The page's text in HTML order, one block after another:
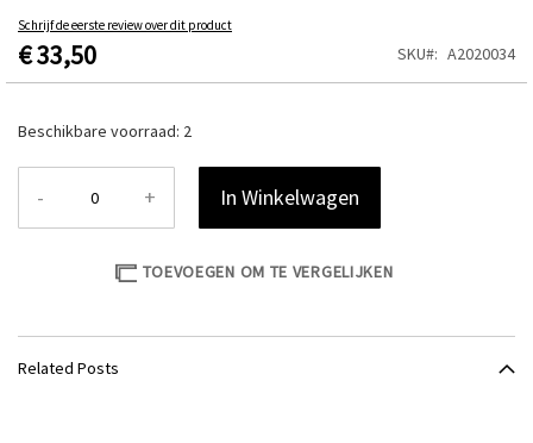
Schrijf de eerste review over dit product
€ 33,50 SKU A2020034
Beschikbare voorraad: 2
- + In Winkelwagen
TOEVOEGEN OM TE VERGELIJKEN
Related Posts